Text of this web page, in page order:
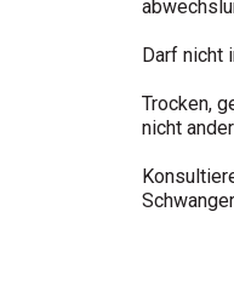
Darf nicht
Trocken,
nicht